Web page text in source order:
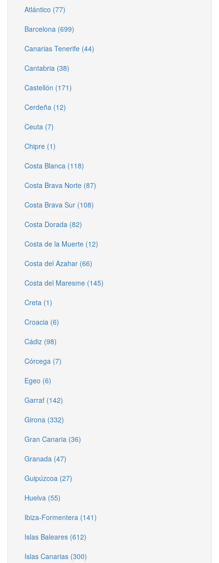
Atlántico (77)
Barcelona (699)
Canarias Tenerife (44)
Cantabria (38)
Castellón (171)
Cerdeña (12)
Ceuta (7)
Chipre (1)
Costa Blanca (118)
Costa Brava Norte (87)
Costa Brava Sur (108)
Costa Dorada (82)
Costa de la Muerte (12)
Costa del Azahar (66)
Costa del Maresme (145)
Creta (1)
Croacia (6)
Cádiz (98)
Córcega (7)
Egeo (6)
Garraf (142)
Girona (332)
Gran Canaria (36)
Granada (47)
Guipúzcoa (27)
Huelva (55)
Ibiza-Formentera (141)
Islas Baleares (612)
Islas Canarias (300)